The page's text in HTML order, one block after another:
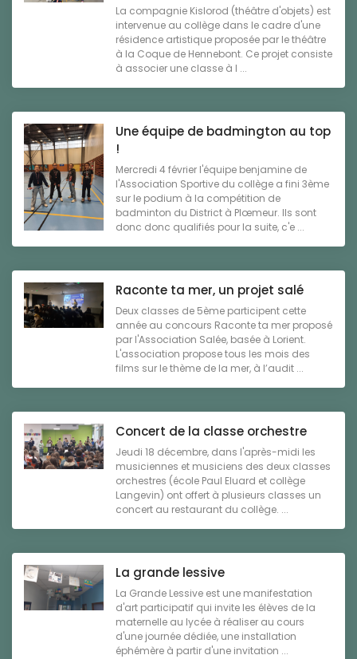
La compagnie Kislorod (théâtre d'objets) est
intervenue au collège dans le cadre d'une
résidence artistique proposée par le théâtre
à la Coque de Hennebont. Ce projet consiste
à associer une classe à l ...
Une équipe de badmington au top
!
Mercredi 4 février l'équipe benjamine de
l'Association Sportive du collège a fini 3ème
sur le podium à la compétition de
badminton du District à Plœmeur. Ils sont
donc donc qualifiés pour la suite, c'e ...
Raconte ta mer, un projet salé
Deux classes de 5ème participent cette
année au concours Raconte ta mer proposé
par l'Association Salée, basée à Lorient.
L'association propose tous les mois des
films sur le thème de la mer, à l’audit ...
Concert de la classe orchestre
Jeudi 18 décembre, dans l'après-midi les
musiciennes et musiciens des deux classes
orchestres (école Paul Eluard et collège
Langevin) ont offert à plusieurs classes un
concert au restaurant du collège. ...
La grande lessive
La Grande Lessive est une manifestation
d'art participatif qui invite les élèves de la
maternelle au lycée à réaliser au cours
d'une journée dédiée, une installation
éphémère à partir d'une invitation ...